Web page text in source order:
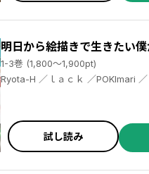
明日から絵描きで生きたい
1-3巻 (1,800～1,900pt)
Ryota-H ／ｌａｃｋ ／POKImari ／ＬＡＭ ／望月けい ／タカヤマトシアキ ／西沢５ミリ ／米山舞 ／PALOW. ／BUNBUN＆abec ／しぐれうい ／
／COJIRASE LUNCH BOX
試し読み